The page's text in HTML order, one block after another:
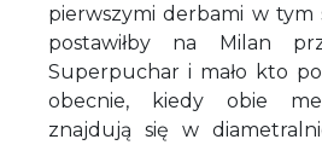
pierwszymi derbami w tym
postawiłby na Milan
Superpuchar i mało kto
obecnie, kiedy obie
znajdują się w